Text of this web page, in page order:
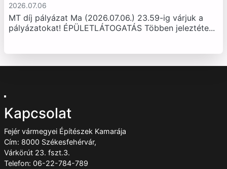
2026.07.06
MT díj pályázat Ma (2026.07.06.) 23.59-ig várjuk a
pályázatokat! ÉPÜLETLÁTOGATÁS Többen jeleztéte...
Kapcsolat
Fejér vármegyei Építészek Kamarája
Cím: 8000 Székesfehérvár,
Várkörút 23. fszt.3.
Telefon: 06-22-784-789